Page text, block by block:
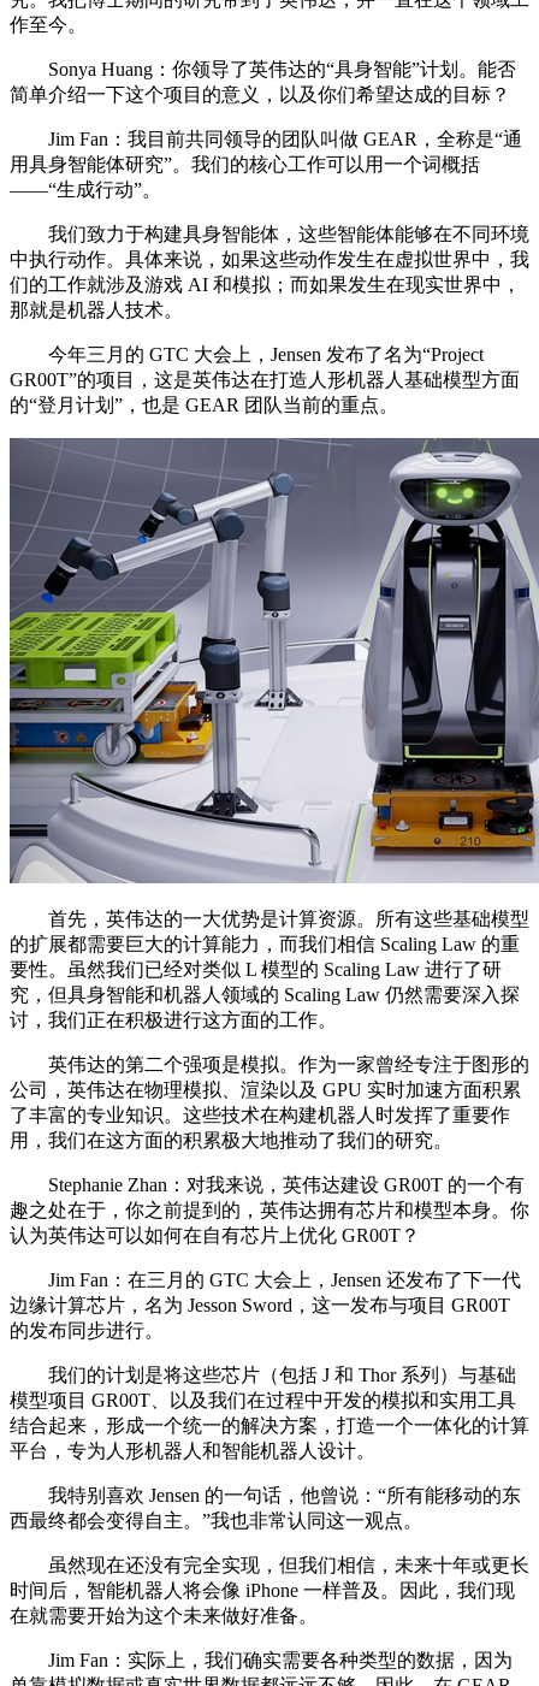
作至今。
Sonya Huang：你领导了英伟达的“具身智能”计划。能否
简单介绍一下这个项目的意义，以及你们希望达成的目标？
Jim Fan：我目前共同领导的团队叫做 GEAR，全称是“通
用具身智能体研究”。我们的核心工作可以用一个词概括
——“生成行动”。
我们致力于构建具身智能体，这些智能体能够在不同环境
中执行动作。具体来说，如果这些动作发生在虚拟世界中，我
们的工作就涉及游戏 AI 和模拟；而如果发生在现实世界中，
那就是机器人技术。
今年三月的 GTC 大会上，Jensen 发布了名为“Project
GR00T”的项目，这是英伟达在打造人形机器人基础模型方面
的“登月计划”，也是 GEAR 团队当前的重点。
首先，英伟达的一大优势是计算资源。所有这些基础模型
的扩展都需要巨大的计算能力，而我们相信 Scaling Law 的重
要性。虽然我们已经对类似 L 模型的 Scaling Law 进行了研
究，但具身智能和机器人领域的 Scaling Law 仍然需要深入探
讨，我们正在积极进行这方面的工作。
英伟达的第二个强项是模拟。作为一家曾经专注于图形的
公司，英伟达在物理模拟、渲染以及 GPU 实时加速方面积累
了丰富的专业知识。这些技术在构建机器人时发挥了重要作
用，我们在这方面的积累极大地推动了我们的研究。
Stephanie Zhan：对我来说，英伟达建设 GR00T 的一个有
趣之处在于，你之前提到的，英伟达拥有芯片和模型本身。你
认为英伟达可以如何在自有芯片上优化 GR00T？
Jim Fan：在三月的 GTC 大会上，Jensen 还发布了下一代
边缘计算芯片，名为 Jesson Sword，这一发布与项目 GR00T
的发布同步进行。
我们的计划是将这些芯片（包括 J 和 Thor 系列）与基础
模型项目 GR00T、以及我们在过程中开发的模拟和实用工具
结合起来，形成一个统一的解决方案，打造一个一体化的计算
平台，专为人形机器人和智能机器人设计。
我特别喜欢 Jensen 的一句话，他曾说：“所有能移动的东
西最终都会变得自主。”我也非常认同这一观点。
虽然现在还没有完全实现，但我们相信，未来十年或更长
时间后，智能机器人将会像 iPhone 一样普及。因此，我们现
在就需要开始为这个未来做好准备。
Jim Fan：实际上，我们确实需要各种类型的数据，因为